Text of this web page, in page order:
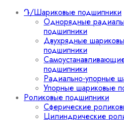
Դ/Шариковые подшипники
Однорядные
подшипники
Двухрядные
подшипники
подшипники
Радиально-упорные
Упорные шариковые
Роликовые подшипники
Сферические
Цилиндрические